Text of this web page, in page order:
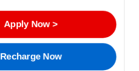
Apply Now >
Recharge Now